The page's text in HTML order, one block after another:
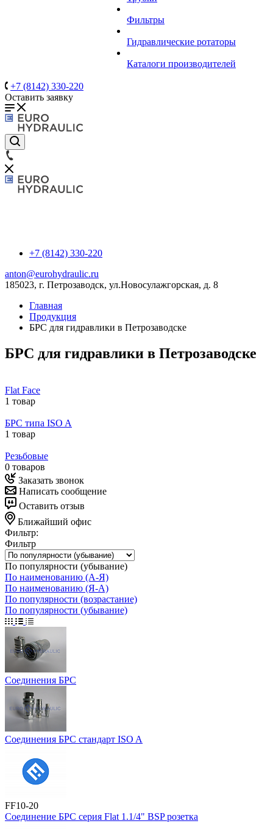
Фильтры
Гидравлические ротаторы
Каталоги производителей
+7 (8142) 330-220
Оставить заявку
+7 (8142) 330-220
anton@eurohydraulic.ru
185023, г. Петрозаводск, ул.Новосулажгорская, д. 8
Главная
Продукция
БРС для гидравлики в Петрозаводске
БРС для гидравлики в Петрозаводске
Flat Face
1 товар
БРС типа ISO A
1 товар
Резьбовые
0 товаров
Заказать звонок
Написать сообщение
Оставить отзыв
Ближайший офис
Фильтр:
Фильтр
По популярности (убывание)
По наименованию (А-Я)
По наименованию (Я-А)
По популярности (возрастание)
По популярности (убывание)
Соединения БРС
Соединения БРС стандарт ISO A
FF10-20
Соединение БРС серия Flat 1.1/4" BSP розетка